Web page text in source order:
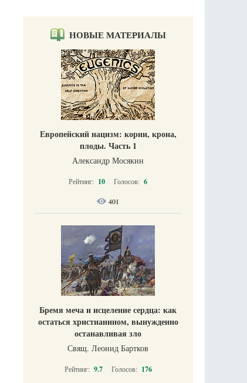
НОВЫЕ МАТЕРИАЛЫ
Европейский нацизм: корни, крона,
плоды. Часть 1
Александр Мосякин
Рейтинг: 10 Голосов: 6
401
Бремя меча и исцеление сердца: как
остаться христианином, вынужденно
останавливая зло
Свящ. Леонид Бартков
Рейтинг: 9.7 Голосов: 176